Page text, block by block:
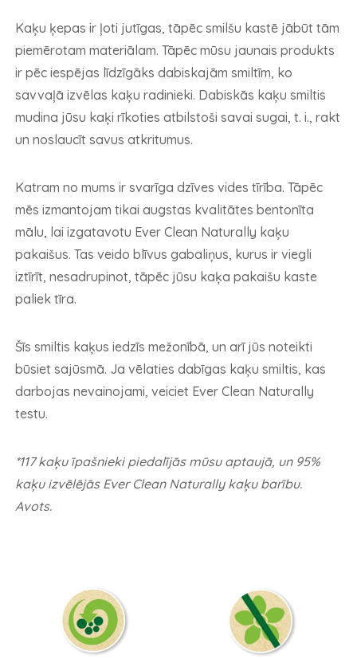
Kaķu ķepas ir ļoti jutīgas, tāpēc smilšu kastē jābūt tām
piemērotam materiālam. Tāpēc mūsu jaunais produkts
ir pēc iespējas līdzīgāks dabiskajām smiltīm, ko
savvaļā izvēlas kaķu radinieki. Dabiskās kaķu smiltis
mudina jūsu kaķi rīkoties atbilstoši savai sugai, t. i., rakt
un noslaucīt savus atkritumus.
Katram no mums ir svarīga dzīves vides tīrība. Tāpēc
mēs izmantojam tikai augstas kvalitātes bentonīta
mālu, lai izgatavotu Ever Clean Naturally kaķu
pakaišus. Tas veido blīvus gabaliņus, kurus ir viegli
iztīrīt, nesadrupinot, tāpēc jūsu kaķa pakaišu kaste
paliek tīra.
Šīs smiltis kaķus iedzīs mežonībā, un arī jūs noteikti
būsiet sajūsmā. Ja vēlaties dabīgas kaķu smiltis, kas
darbojas nevainojami, veiciet Ever Clean Naturally
testu.
*117 kaķu īpašnieki piedalījās mūsu aptaujā, un 95%
kaķu izvēlējās Ever Clean Naturally kaķu barību.
Avots.